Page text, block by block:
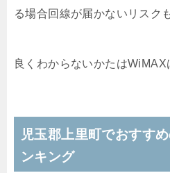
る場合回線が届かないリスク
良くわからないかたはWiMAX
児玉郡上里町でおすす
ンキング